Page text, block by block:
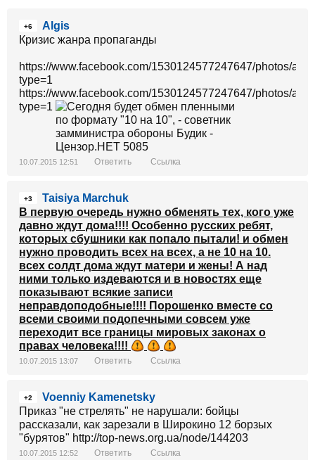
+6
Algis
Кризис жанра пропаганды
https://www.facebook.com/1530124577247647/photos/
type=1
https://www.facebook.com/1530124577247647/photos/
type=1
10.07.2015 12:51 Ответить Ссылка
+3
Taisiya Marchuk
В первую очередь нужно обменять тех, кого уже
давно ждут дома!!!! Особенно русских ребят,
которых сбушники как попало пытали! и обмен
нужно проводить всех на всех, а не 10 на 10.
всех солдт дома ждут матери и жены! А над
ними только издеваются и в новостях еще
показывают всякие записи
неправдоподобные!!!! Порошенко вместе со
всеми своими подопечными совсем уже
переходит все границы мировых законах о
правах человека!!!!
10.07.2015 13:07 Ответить Ссылка
+2
Voenniy Kamenetsky
Приказ "не стрелять" не нарушали: бойцы
рассказали, как зарезали в Широкино 12 борзых
"бурятов" http://top-news.org.ua/node/144203
10.07.2015 12:52 Ответить Ссылка